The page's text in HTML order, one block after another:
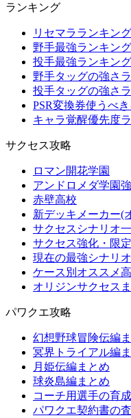
ランキング
リセマラランキング
野手最強ランキング
投手最強ランキング
野手タッグの強さ
投手タッグの強さ
PSR変換券使うべ
キャラ覚醒優先度
サクセス攻略
ロマン開花学園
アンドロメダ学園
赤壁高校
新デッキメーカー(
サクセスシナリオ
サクセス強化・限
現在の最強シナリ
ケース別オススメ
オリジンサクセス
パワクエ攻略
幻想野球冒険伝編
冥界トライアル編
月姫伝編まとめ
球炎島編まとめ
コーチ用選手の育
パワクエ契約書の